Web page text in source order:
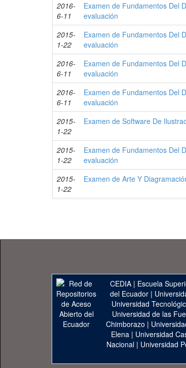
2016-
6-11
Examen de Fundamentos Del
evaluación
2015-
1-22
Examen de Fundamentos Del
evaluación
2016-
6-11
Examen de Fundamentos Del
evaluación
2016-
6-11
Examen de Fundamentos Del
evaluación
2015-
1-22
Examen de Software De
2015-
1-22
Examen de Fundamentos Del
evaluación
2015-
1-22
Examen de Arte Y
CEDIA | Escuela
del Ecuador|
Universidad
Universidad de las
Chimborazo |
Elena | Universidad
Nacional | Universidad